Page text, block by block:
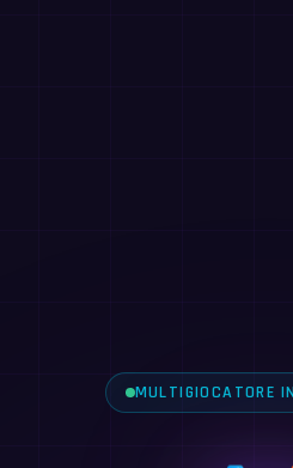
MULTIGIOCATORE